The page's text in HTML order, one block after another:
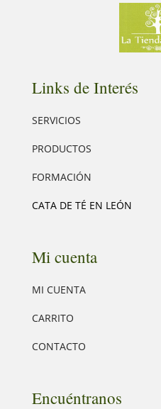
Links de Interés
SERVICIOS
PRODUCTOS
FORMACIÓN
CATA DE TÉ EN LEÓN
Mi cuenta
MI CUENTA
CARRITO
CONTACTO
Encuéntranos